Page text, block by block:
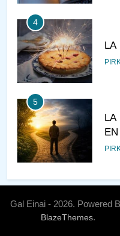
4
LA
5
LA
6
Gal Einai - 2026. Powered
BlazeThemes.